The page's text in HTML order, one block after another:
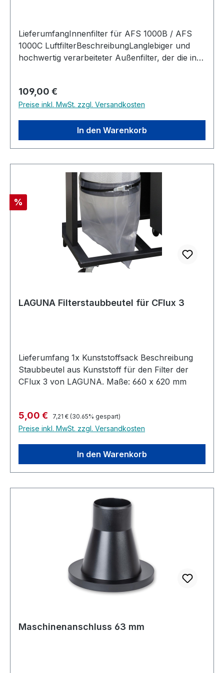
LieferumfangInnenfilter für AFS 1000B / AFS
1000C LuftfilterBeschreibungLanglebiger und
hochwertig verarbeiteter Außenfilter, der die in
Kompatibel mit JET AFS-1000B/AFS-
1000CHochwertiger ErsatzfilterVliesstoff aus
Polypropylen und PolyesterRahmen aus
verzinktem Blech mit Dichtungsleiste
Regulärer Preis:
109,00 €
Preise inkl. MwSt. zzgl. Versandkosten
In den Warenkorb
Rabatt
%
LAGUNA Filterstaubbeutel für CFlux 3
Lieferumfang 1x Kunststoffsack Beschreibung
Staubbeutel aus Kunststoff für den Filter der
CFlux 3 von LAGUNA. Maße: 660 x 620 mm
Verkaufspreis:
5,00 € Regulärer Preis:
7,21 € (30.65% gespart)
Preise inkl. MwSt. zzgl. Versandkosten
In den Warenkorb
Maschinenanschluss 63 mm